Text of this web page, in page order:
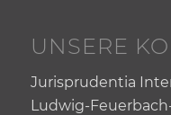
UNSERE
Jurisprudentia
Ludwig-